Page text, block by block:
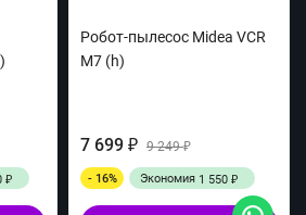
₽
Робот-пылесос Midea VCR
M7 (h)
7 699 ₽ 9 249₽
- 16% Экономия 1 550 ₽